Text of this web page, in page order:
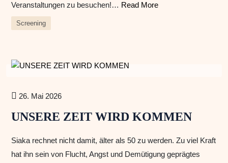
Veranstaltungen zu besuchen!… Read More
Screening
26. Mai 2026
UNSERE ZEIT WIRD KOMMEN
Siaka rechnet nicht damit, älter als 50 zu werden. Zu viel Kraft
hat ihn sein von Flucht, Angst und Demütigung geprägtes